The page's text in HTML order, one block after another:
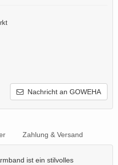
Nachricht an GOWEHA
Zahlung & Versand
ist ein stilvolles